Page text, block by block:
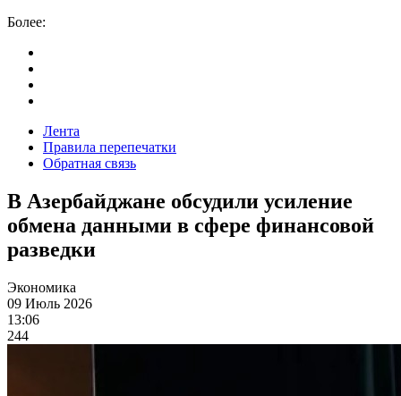
Более:
Лента
Правила перепечатки
Обратная связь
В Азербайджане обсудили усиление
обмена данными в сфере финансовой
разведки
Экономика
09 Июль 2026
13:06
244